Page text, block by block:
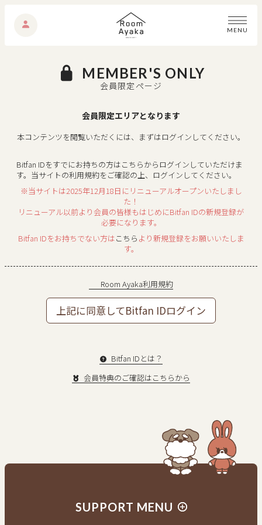
M EN U
新規入会はこちら
会員の方はログイン
MEMBER'S ONLY
会員限定ページ
会員限定エリアとなります
本コンテンツを閲覧いただくには、まずはログインしてください。
Bitfan IDをすでにお持ちの方はこちらからログインしていただけま
す。 当サイトの利用規約をご確認の上、ログインしてください。
※当サイトは2025年12月18日にリニューアルオープンいたしまし
た！
リニューアル以前より会員の皆様もはじめにBitfan IDの新規登録が
必要になります。
Bitfan IDをお持ちでない方はこちら より新規登録をお願いいたしま
す。
Room Ayaka利用規約
上記に同意してBitfan IDログイン
Bitfan IDとは？
会員特典のご確認はこちらから
SUPPORT MENU